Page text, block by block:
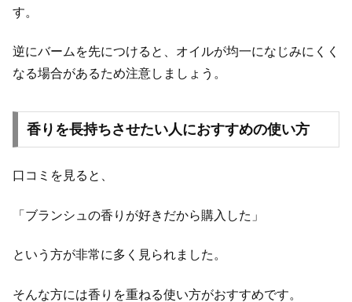
す。
逆にバームを先につけると、オイルが均一になじみにくく
なる場合があるため注意しましょう。
香りを長持ちさせたい人におすすめの使い方
口コミを見ると、
「ブランシュの香りが好きだから購入した」
という方が非常に多く見られました。
そんな方には香りを重ねる使い方がおすすめです。